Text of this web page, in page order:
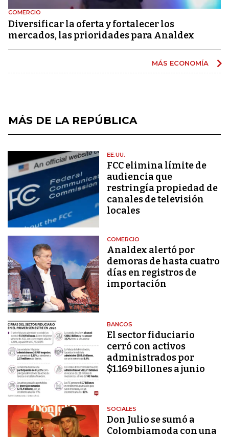
COMERCIO
Diversificar la oferta y fortalecer los
mercados, las prioridades para Analdex
MÁS ECONOMÍA
MÁS DE LA REPÚBLICA
EE.UU.
FCC elimina límite de
audiencia que
restringía propiedad de
canales de televisión
locales
COMERCIO
Analdex alertó por
demoras de hasta cuatro
días en registros de
importación
BANCOS
El sector fiduciario
cerró con activos
administrados por
$1.169 billones a junio
SOCIALES
Don Julio se sumó a
Colombiamoda con una